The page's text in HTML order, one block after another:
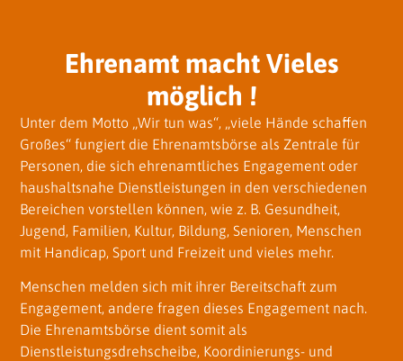
Ehrenamt macht Vieles
möglich !
Unter dem Motto „Wir tun was“, „viele Hände schaffen
Großes“ fungiert die Ehrenamtsbörse als Zentrale für
Personen, die sich ehrenamtliches Engagement oder
haushaltsnahe Dienstleistungen in den verschiedenen
Bereichen vorstellen können, wie z. B. Gesundheit,
Jugend, Familien, Kultur, Bildung, Senioren, Menschen
mit Handicap, Sport und Freizeit und vieles mehr.
Menschen melden sich mit ihrer Bereitschaft zum
Engagement, andere fragen dieses Engagement nach.
Die Ehrenamtsbörse dient somit als
Dienstleistungsdrehscheibe, Koordinierungs- und